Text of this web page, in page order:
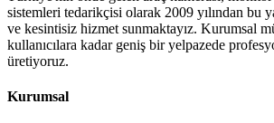
sistemleri tedarikçisi olarak 2009 yılından bu
ve kesintisiz hizmet sunmaktayız. Kurumsal
kullanıcılara kadar geniş bir yelpazede
üretiyoruz.
Kurumsal